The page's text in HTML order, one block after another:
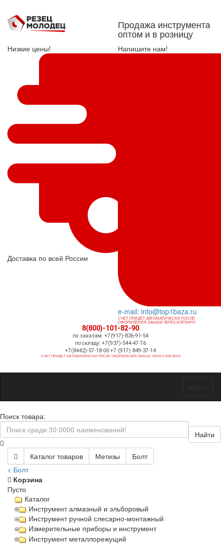
Продажа инструмента
оптом и в розницу
Низкие цены!
Доставка по всей России
Напишите нам!
e-mail: info@top1baza.ru
СЧЕТ ПРИДЕТ АВТОМАТИЧЕСКИ ПОСЛЕ
ОФОРМЛЕНИЯ ЗАКАЗА ЧЕРЕЗ КОРЗИНУ
8(800)-101-82-90
по заказам: +7(917)-836-91-54
по складу: +7(937)-544-47-76
+7(8442)-57-18-00 +7 (917) 849-37-14
СЧЕТ ПРИДЕТ АВТОМАТИЧЕСКИ ПОСЛЕ ОФОРМЛЕНИЯ ЗАКАЗА ЧЕРЕЗ КОРЗИНУ
Поиск товара:
Найти
Каталог товаров Метизы
Болт
< Болт
Корзина
Пусто
Каталог
Инструмент алмазный и эльборовый
Инструмент ручной слесарно-монтажный
Измерительные приборы и инструмент
Инструмент металлорежущий